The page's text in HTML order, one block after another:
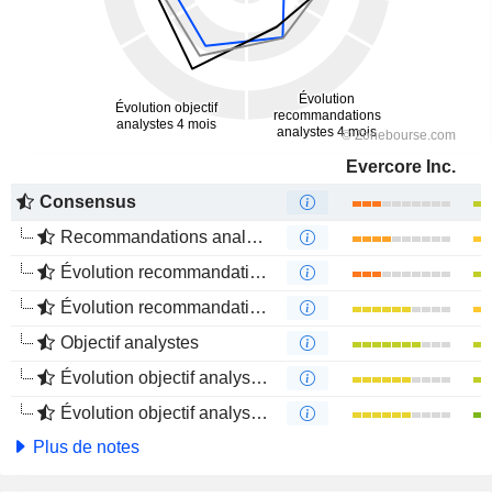
Evercore Inc.
Consensus
Recommandations analystes
Évolution recommandations analystes 1 an
Évolution recommandations analystes 4 mois
Objectif analystes
Évolution objectif analystes 1 an
Évolution objectif analystes 4 mois
Plus de notes